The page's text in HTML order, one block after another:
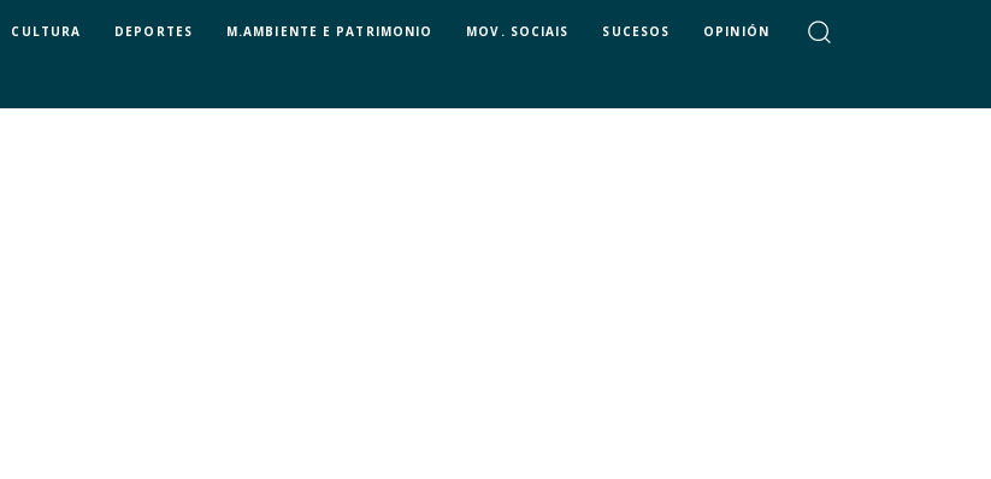
CULTURA DEPORTES M.AMBIENTE E PATRIMONIO MOV. SOCIAIS SUCESOS OPINIÓN